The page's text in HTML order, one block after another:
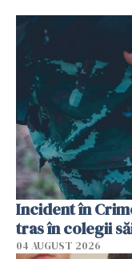
Incident în
tras în colegii
04 AUGUST 2026